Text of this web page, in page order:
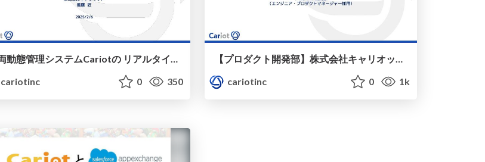
車両動態管理システムCariotの リアルタイム性を実現する技術 / cariot-mobility-night2
cariotinc
0 350
【プロダクト開発部】株式会社キャリオット会社説明資料 / cariot dev hiring
cariotinc
0 1k